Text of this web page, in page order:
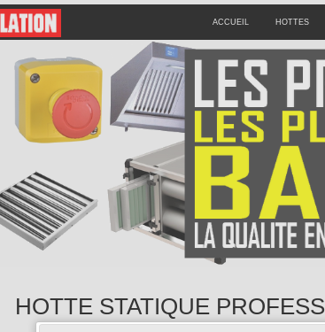
ACCUEIL HOTTES
HOTTE STATIQUE